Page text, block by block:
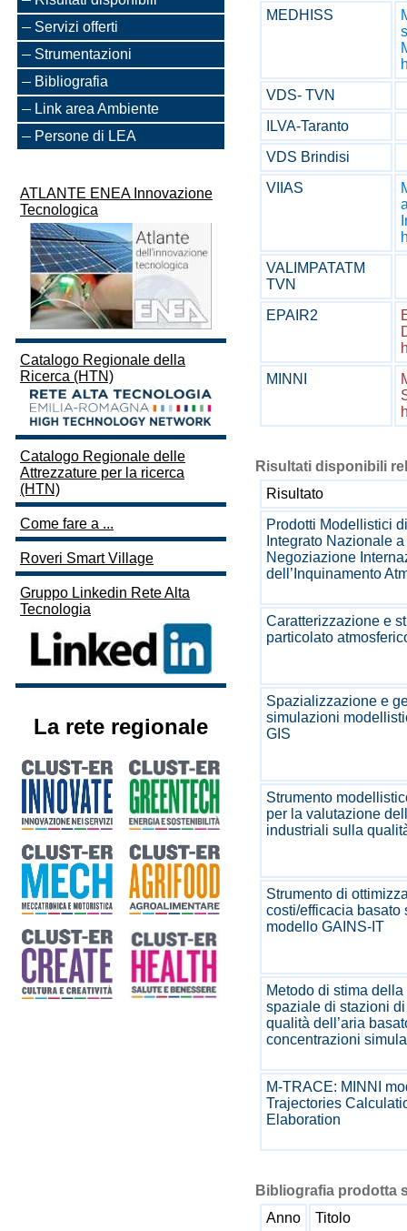
Servizi offerti
Strumentazioni
Bibliografia
Link area Ambiente
Persone di LEA
ATLANTE ENEA Innovazione
Tecnologica
Catalogo Regionale della
Ricerca (HTN)
Catalogo Regionale delle
Attrezzature per la ricerca
(HTN)
Come fare a ...
Roveri Smart Village
Gruppo Linkedin Rete Alta
Tecnologia
La rete regionale
MEDHISS
VDS- TVN
ILVA-Taranto
VDS Brindisi
VIIAS
VALIMPATATM
TVN
EPAIR2
MINNI
Risultati disponibili
Risultato
Prodotti Modellistici
Integrato Nazionale
Negoziazione
dell’Inquinamento
Caratterizzazione e
particolato
Spazializzazione e
simulazioni
GIS
Strumento
per la valutazione
industriali sulla
Strumento di
costi/efficacia basato
modello GAINS-IT
Metodo di stima
spaziale di stazioni
qualità dell’aria
concentrazioni
M-TRACE: MINNI
Trajectories
Elaboration
Bibliografia prodotta
Anno
Titolo